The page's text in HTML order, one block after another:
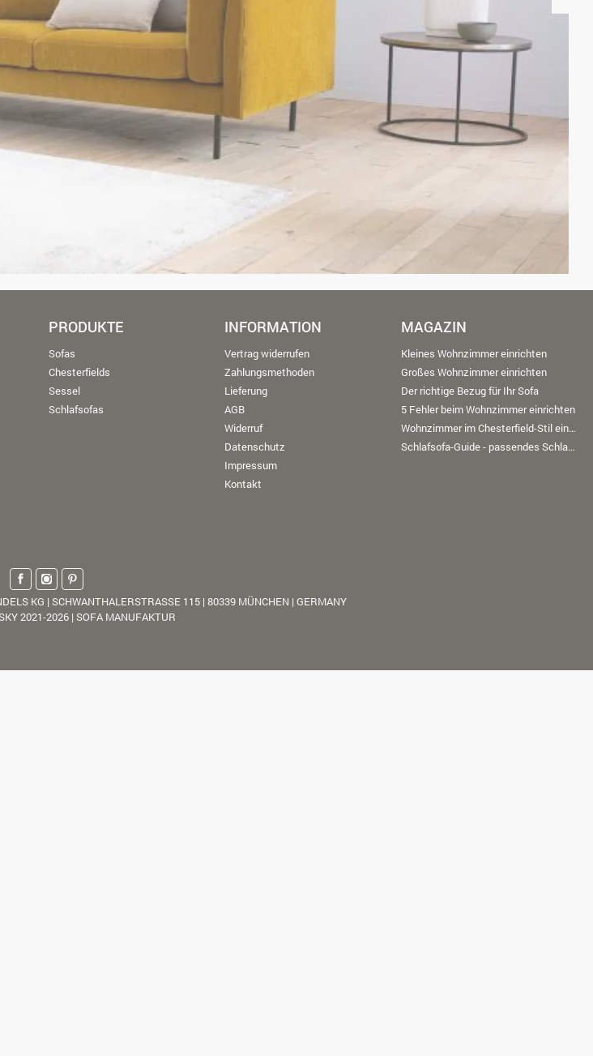
PRODUKTE
Sofas
Chesterfields
Sessel
Schlafsofas
INFORMATION
Vertrag widerrufen
Zahlungsmethoden
Lieferung
AGB
Widerruf
Datenschutz
Impressum
Kontakt
MAGAZIN
Kleines Wohnzimmer einrichten
Großes Wohnzimmer einrichten
Der richtige Bezug für Ihr Sofa
5 Fehler beim Wohnzimmer einrichten
Wohnzimmer im Chesterfield-Stil einrichten
Schlafsofa-Guide - passendes Schlafsofa finden
KG | SCHWANTHALERSTRASSE 115 | 80339 MÜNCHEN | GERMANY
2021-2026 | SOFA MANUFAKTUR